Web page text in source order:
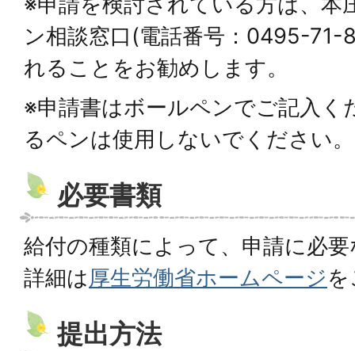
ン相談窓口(電話番号：0495-71-
れることをお勧めします。
※申請書はボールペンでご記入く
るペンは使用しないでください
必要書類
給付の種類によって、申請に必
詳細は厚生労働省ホームページ
提出方法